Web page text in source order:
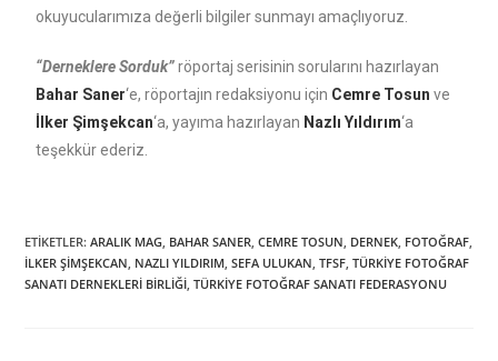
okuyucularımıza değerli bilgiler sunmayı amaçlıyoruz.
“Derneklere Sorduk”röportaj serisinin sorularını hazırlayan
Bahar Saner‘e, röportajın redaksiyonu için Cemre Tosun ve
İlker Şimşekcan‘a, yayıma hazırlayan Nazlı Yıldırım‘a
teşekkür ederiz.
ETIKETLER:ARALIK MAG, BAHAR SANER, CEMRE TOSUN, DERNEK, FOTOĞRAF,
İLKER ŞİMŞEKCAN, NAZLI YILDIRIM, SEFA ULUKAN, TFSF, TÜRKIYE FOTOĞRAF
SANATI DERNEKLERI BIRLIĞI, TÜRKIYE FOTOĞRAF SANATI FEDERASYONU